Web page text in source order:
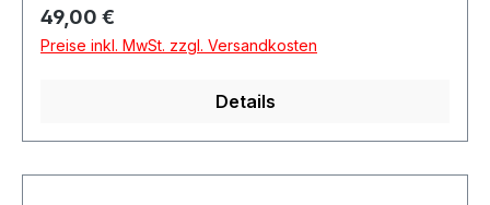
Regulärer Preis:
49,00 €
Preise inkl. MwSt. zzgl. Versandkosten
Details